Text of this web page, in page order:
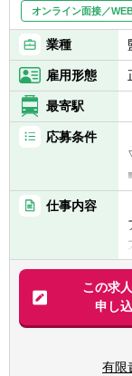
オンライン面接／
業種
雇用形態
最寄駅
応募条件
仕事内容
この求
申し
有限